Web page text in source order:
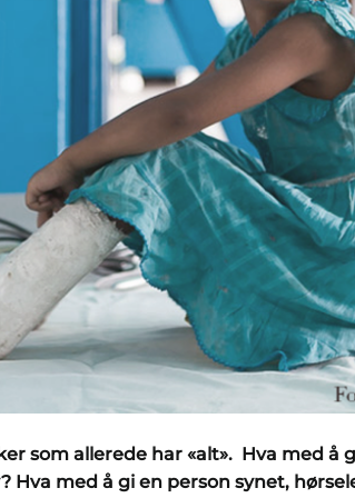
som allerede har «alt». Hva med å
Hva med å gi en person synet,